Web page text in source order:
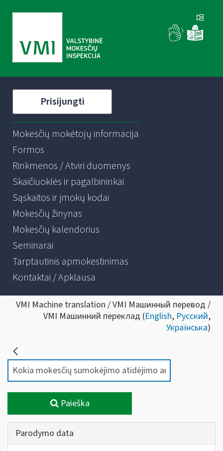
Prisijungti
Mokesčių mokėtojų informacija
Formos
Rinkmenos / Atviri duomenys
Skaičiuoklės ir pagalbininkai
Sąskaitos ir įmokų kodai
Mokesčių žinynas
Mokesčių kalendorius
Seminarai
Tarptautinis apmokestinimas
Kontaktai / Apklausa
VMI Machine translation / VMI Машинный перевод /
VMI Машинний переклад (English, Русский,
Українська)
Paieška
Parodymo data